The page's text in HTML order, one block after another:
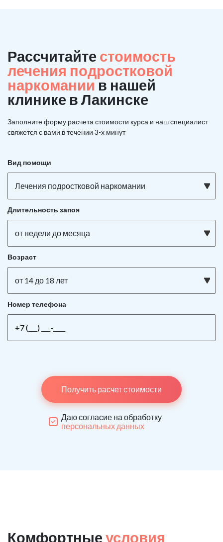
Рассчитайте стоимость
лечения подростковой
наркоманиив нашей
клинике в Лакинске
Заполните форму расчета стоимости курса и наш специалист
свяжется с вами в течении 3-х минут
Вид помощи
Лечения подростковой наркомании
Длительность запоя
от недели до месяца
Возраст
от 14 до 18 лет
Номер телефона
Получить расчет стоимости
Даю согласие на обработку
персональных данных
Комфортные условия